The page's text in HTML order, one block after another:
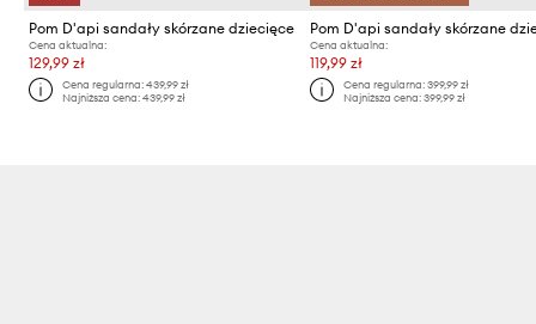
Pom D'api sandały skórzane dziecięce
Cena aktualna:
129,99 zł
Cena regularna:439,99 zł
Najniższa cena:439,99 zł
Pom D'api sandały skórzane
Cena aktualna:
119,99 zł
Cena regularna: 399,99 zł
Najniższa cena: 399,99 zł